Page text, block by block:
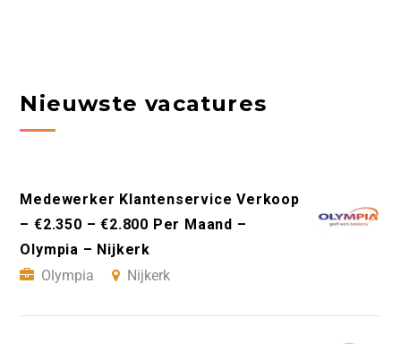
Nieuwste vacatures
Medewerker Klantenservice Verkoop
– €2.350 – €2.800 Per Maand –
Olympia – Nijkerk
Olympia
Nijkerk